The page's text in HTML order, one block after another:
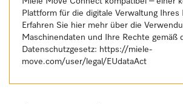
Plattform für die digitale Verwaltung Ihres
Erfahren Sie hier mehr über die
Maschinendaten und Ihre Rechte gemäß
Datenschutzgesetz: https://miele-
move.com/user/legal/EUdataAct